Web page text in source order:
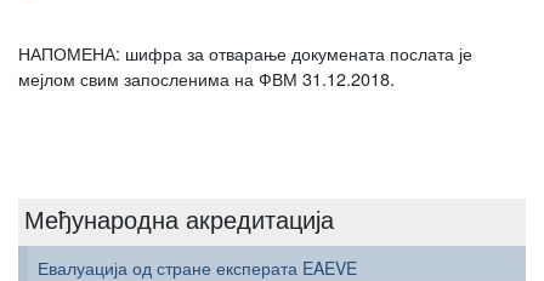
Међународна акредитација
Евалуација од стране експерата EAEVE
НАПОМЕНА: шифра за отварање докумената послата је
мејлом свим запосленима на ФВМ 31.12.2018.